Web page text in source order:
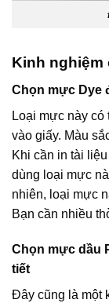
Kinh nghiệm
Chọn mực Dye
Loại mực này
vào giấy. Màu
Khi cần in tài
dùng loại mực
nhiên, loại mực
Bạn cần nhiều
Chọn mực dầu
tiết
Đây cũng là một